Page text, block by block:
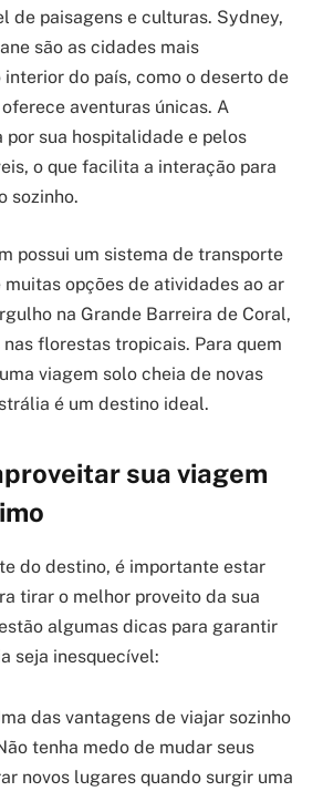
de paisagens e culturas. Sydney,
são as cidades mais
interior do país, como o deserto de
aventuras únicas. A
por sua hospitalidade e pelos
o que facilita a interação para
sozinho.
possui um sistema de transporte
opções de atividades ao ar
na Grande Barreira de Coral,
florestas tropicais. Para quem
viagem solo cheia de novas
é um destino ideal.
sua viagem
do destino, é importante estar
tirar o melhor proveito da sua
algumas dicas para garantir
seja inesquecível:
das vantagens de viajar sozinho
tenha medo de mudar seus
novos lugares quando surgir uma